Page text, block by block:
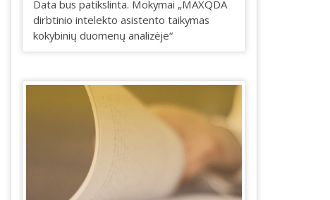
Data bus patikslinta. Mokymai „MAXQDA
dirbtinio intelekto asistento taikymas
kokybinių duomenų analizėje“